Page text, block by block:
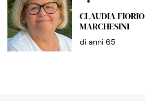
CLAUDIA FIORIO
MARCHESINI
di anni 65